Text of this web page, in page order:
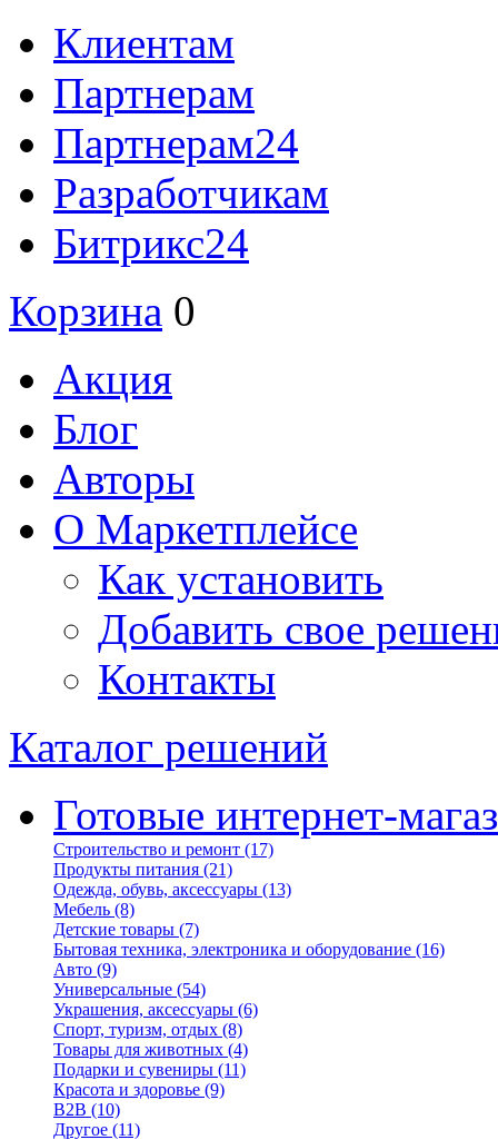
Клиентам
Партнерам
Партнерам24
Разработчикам
Битрикс24
Корзина 0
Акция
Блог
Авторы
О Маркетплейсе
Как установить
Добавить свое
Контакты
Каталог решений
Готовые интернет-
Строительство и ремонт (17)
Продукты питания (21)
Одежда, обувь, аксессуары (13)
Мебель (8)
Детские товары (7)
Бытовая техника, электроника и оборудование (16)
Авто (9)
Универсальные (54)
Украшения, аксессуары (6)
Спорт, туризм, отдых (8)
Товары для животных (4)
Подарки и сувениры (11)
Красота и здоровье (9)
B2B (10)
Другое (11)